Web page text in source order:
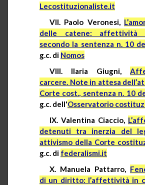
Lecostituzionaliste.it
VII. Paolo Veronesi,
delle catene: affettività
secondo la sentenza n. 10
g.c. di Nomos
VIII. Ilaria Giugni,
carcere. Note in attesa
Corte cost., sentenza n. 10
g.c. dell'Osservatorio
IX. Valentina Ciaccio,
detenuti tra inerzia del
attivismo della Corte
g.c. di federalismi.it
X. Manuela Pattarro,
di un diritto: l’affettività in